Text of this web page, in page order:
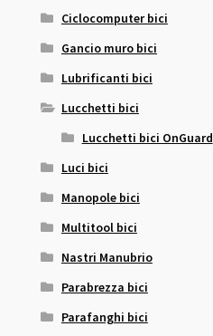
Ciclocomputer bici
Gancio muro bici
Lubrificanti bici
Lucchetti bici
Lucchetti bici OnGuard
Luci bici
Manopole bici
Multitool bici
Nastri Manubrio
Parabrezza bici
Parafanghi bici